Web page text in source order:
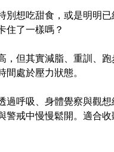
別想吃甜食，或是明明已
住了一樣嗎？
，但其實減脂、重訓、
處於壓力狀態。
呼吸、身體覺察與觀想
警戒中慢慢鬆開。適合